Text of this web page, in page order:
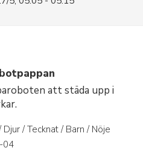
att städa upp i
/ Tecknat / Barn / Nöje
04